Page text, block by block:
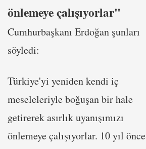
önlemeye çalışıyorlar"
Cumhurbaşkanı Erdoğan şunları
söyledi:
Türkiye'yi yeniden kendi iç
meseleleriyle boğuşan bir hale
getirerek asırlık uyanışımızı
önlemeye çalışıyorlar. 10 yıl önce